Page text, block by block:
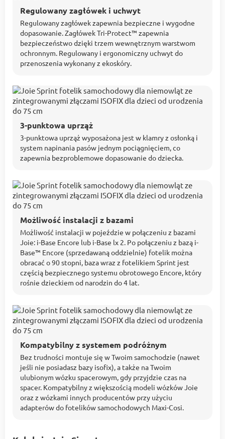
Regulowany zagłówek i uchwyt
Regulowany zagłówek zapewnia bezpieczne i wygodne
dopasowanie. Zagłówek Tri-Protect™ zapewnia
bezpieczeństwo dzięki trzem wewnętrznym warstwom
ochronnym. Regulowany i ergonomiczny uchwyt do
przenoszenia wykonany z ekoskóry.
3-punktowa uprząż
3-punktowa uprząż wyposażona jest w klamry z osłonką i
system napinania pasów jednym pociągnięciem, co
zapewnia bezproblemowe dopasowanie do dziecka.
Możliwość instalacji z bazami
Możliwość instalacji w pojeździe w połączeniu z bazami
Joie: i-Base Encore lub i-Base lx 2. Po połączeniu z bazą i-
Base™ Encore (sprzedawaną oddzielnie) fotelik można
obracać o 90 stopni, baza wraz z fotelikiem Sprint jest
częścią bezpiecznego systemu obrotowego Encore, który
rośnie dzieckiem od narodzin do 4 lat.
Kompatybilny z systemem podróżnym
Bez trudności montuje się w Twoim samochodzie (nawet
jeśli nie posiadasz bazy isofix), a także na Twoim
ulubionym wózku spacerowym, gdy przyjdzie czas na
spacer. Kompatybilny z większością modeli wózków Joie
oraz z wózkami innych producentów przy użyciu
adapterów do fotelików samochodowych Maxi-Cosi.